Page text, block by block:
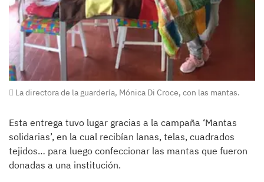
La directora de la guardería, Mónica Di Croce, con las mantas.
Esta entrega tuvo lugar gracias a la campaña ‘Mantas
solidarias’, en la cual recibían lanas, telas, cuadrados
tejidos… para luego confeccionar las mantas que fueron
donadas a una institución.